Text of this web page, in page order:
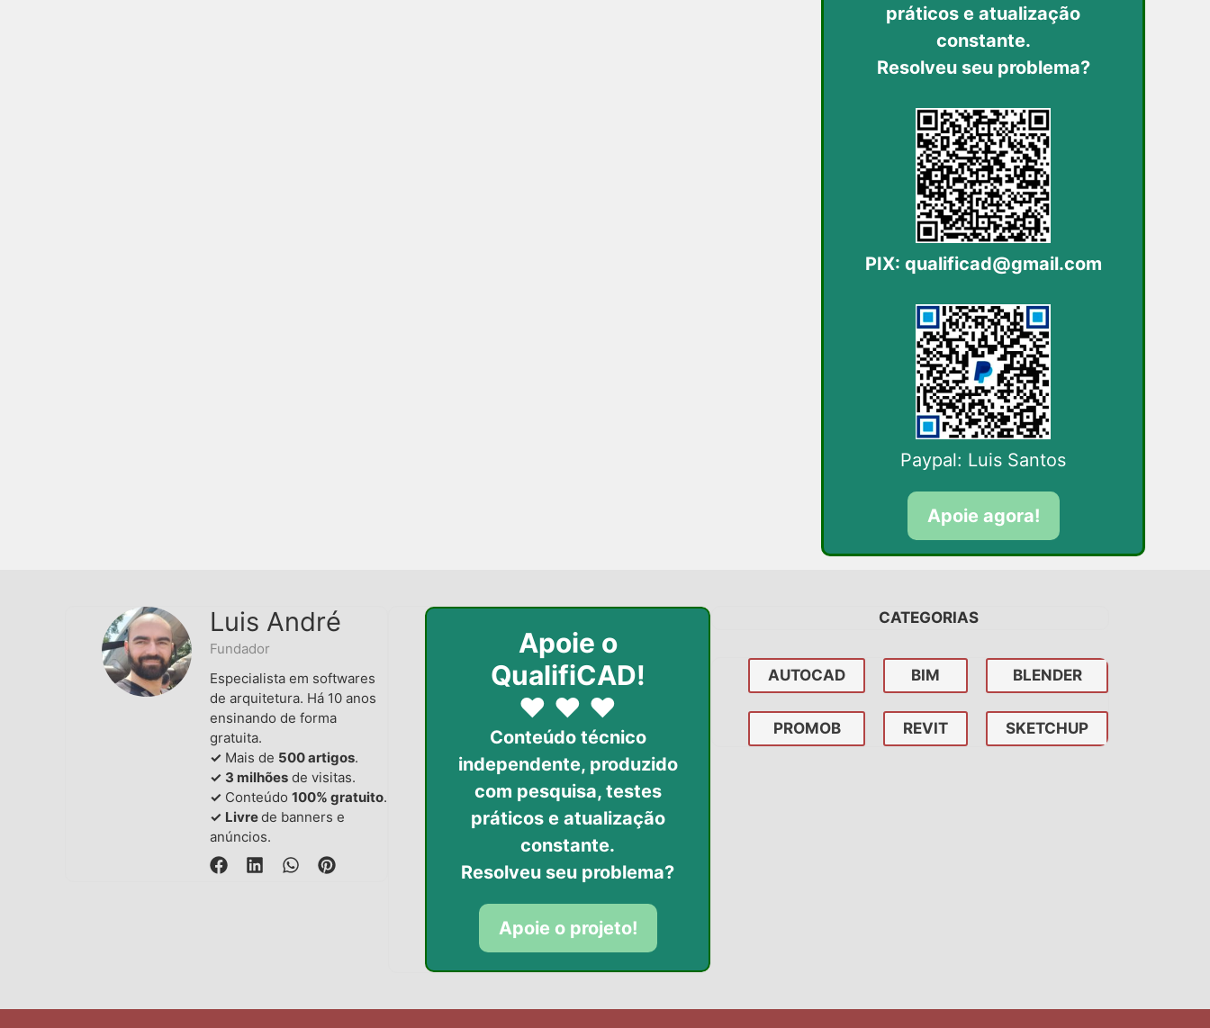
práticos e atualização
constante.
Resolveu seu problema?
PIX: qualificad@gmail.com
Paypal: Luis Santos
Apoie agora!
Luis André
Fundador
Especialista em softwares
de arquitetura. Há 10 anos
ensinando de forma
gratuita.
✓ Mais de 500 artigos.
✓ 3 milhões de visitas.
✓ Conteúdo 100% gratuito.
✓ Livrede banners e
anúncios.
Apoie o
QualifiCAD!
♥ ♥ ♥
Conteúdo técnico
independente, produzido
com pesquisa, testes
práticos e atualização
constante.
Resolveu seu problema?
Apoie o projeto!
CATEGORIAS
AUTOCAD BIM BLENDER
PROMOB REVIT SKETCHUP